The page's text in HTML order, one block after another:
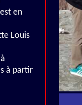
en
Louis
à partir